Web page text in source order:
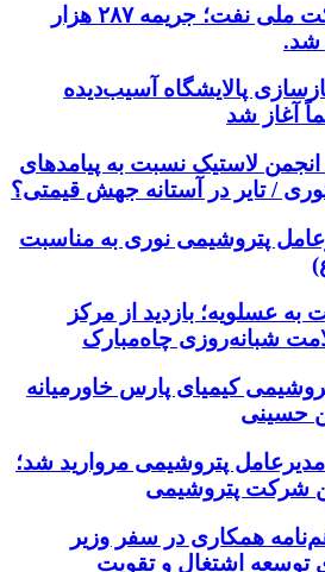
نفس راحت شرکت ملی نفت؛ جریمه ۲۸۷ هزار
شد.
پالایشگاه آسیب‌دیده
آغاز شد
لاستیک نسبت به پیامدهای
/ تایر در آستانه جهش قیمتی؟
پتروشیمی نوری به مناسبت
به عسلویه؛ بازدید از مرکز
شبانه‌روزی چاه‌مبارک
کیمیای پارس خاورمیانه
حسینی
پتروشیمی مروارید شد؛
شرکت پتروشیمی
همکاری در سفر وزیر
توسعه اشتغال و تقویت